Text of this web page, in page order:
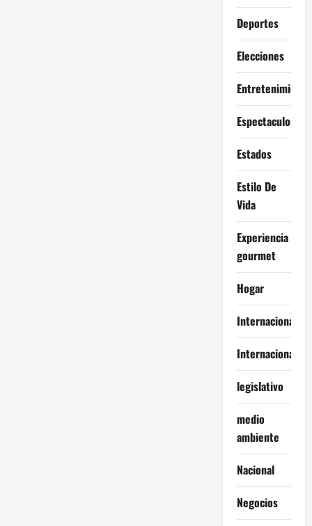
Deportes
Elecciones
Entretenimiento
Espectaculos
Estados
Estilo De
Vida
Experiencia
gourmet
Hogar
Internacional
Internacionales
legislativo
medio
ambiente
Nacional
Negocios